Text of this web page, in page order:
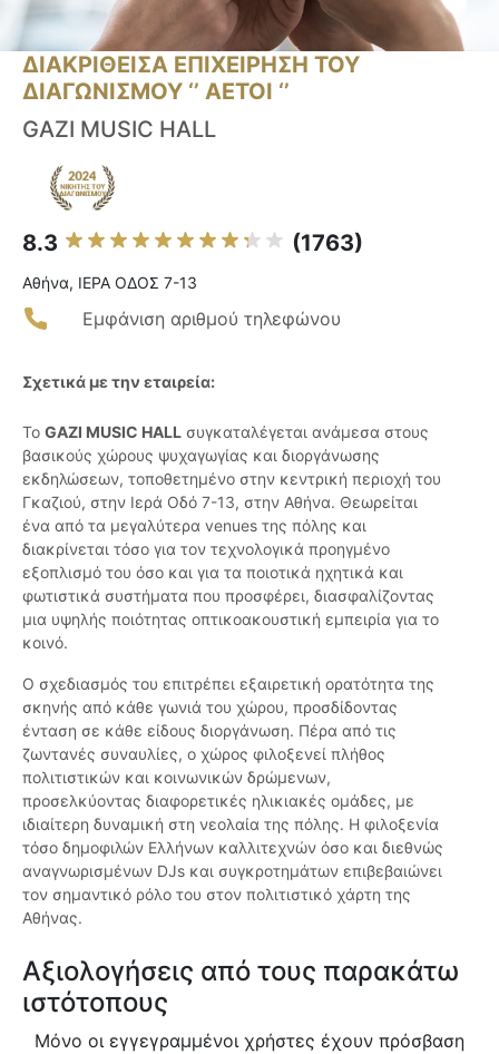
ΔΙΑΚΡΙΘΕΙΣΑ ΕΠΙΧΕΙΡΗΣΗ ΤΟΥ
ΔΙΑΓΩΝΙΣΜΟΥ ‘’ ΑΕΤΟΙ ‘’
GAZI MUSIC HALL
8.3 (1763)
Αθήνα, ΙΕΡΑ ΟΔΟΣ 7-13
Εμφάνιση αριθμού τηλεφώνου
Σχετικά με την εταιρεία:
Το GAZI MUSIC HALL συγκαταλέγεται ανάμεσα στους
βασικούς χώρους ψυχαγωγίας και διοργάνωσης
εκδηλώσεων, τοποθετημένο στην κεντρική περιοχή του
Γκαζιού, στην Ιερά Οδό 7-13, στην Αθήνα. Θεωρείται
ένα από τα μεγαλύτερα venues της πόλης και
διακρίνεται τόσο για τον τεχνολογικά προηγμένο
εξοπλισμό του όσο και για τα ποιοτικά ηχητικά και
φωτιστικά συστήματα που προσφέρει, διασφαλίζοντας
μια υψηλής ποιότητας οπτικοακουστική εμπειρία για το
κοινό.
Ο σχεδιασμός του επιτρέπει εξαιρετική ορατότητα της
σκηνής από κάθε γωνιά του χώρου, προσδίδοντας
ένταση σε κάθε είδους διοργάνωση. Πέρα από τις
ζωντανές συναυλίες, ο χώρος φιλοξενεί πλήθος
πολιτιστικών και κοινωνικών δρώμενων,
προσελκύοντας διαφορετικές ηλικιακές ομάδες, με
ιδιαίτερη δυναμική στη νεολαία της πόλης. Η φιλοξενία
τόσο δημοφιλών Ελλήνων καλλιτεχνών όσο και διεθνώς
αναγνωρισμένων DJs και συγκροτημάτων επιβεβαιώνει
τον σημαντικό ρόλο του στον πολιτιστικό χάρτη της
Αθήνας.
Αξιολογήσεις από τους παρακάτω
ιστότοπους
Μόνο οι εγγεγραμμένοι χρήστες έχουν πρόσβαση